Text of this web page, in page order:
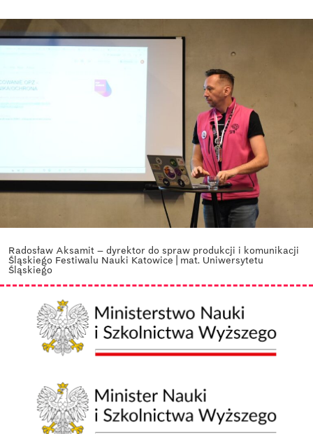
Radosław Aksamit – dyrektor do spraw produkcji i komunikacji
Śląskiego Festiwalu Nauki Katowice | mat. Uniwersytetu
Śląskiego